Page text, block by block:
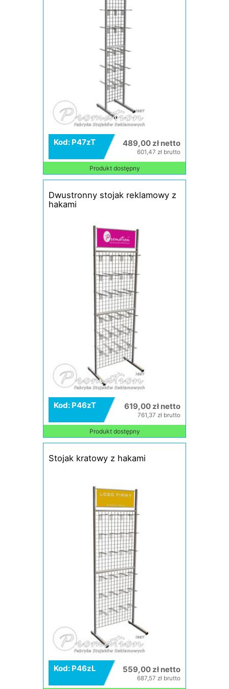
Kod: P47zT 489,00 zł netto
601,47 zł brutto
Produkt dostępny
Dwustronny stojak reklamowy z
hakami
Kod: P46zT 619,00 zł netto
761,37 zł brutto
Produkt dostępny
Stojak kratowy z hakami
Kod: P46zL 559,00 zł netto
687,57 zł brutto